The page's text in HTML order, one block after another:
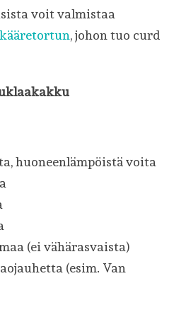
voit valmistaa
, johon tuo curd
huoneenlämpöistä voita
(ei vähärasvaista)
(esim. Van